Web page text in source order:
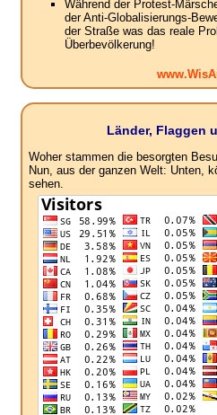
Während der Protest-
der Anti-Globalisierungs-
der Straße was das reale
Überbevölkerung!
Länder, Flaggen
Woher stammen die besorgten
Nun, aus der ganzen Welt: Unten,
sehen.